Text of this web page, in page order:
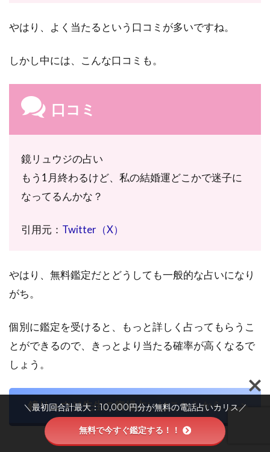
ま
め
感・
霊視
め復
縁占
い師3
選
タロ
すす
選
8.3
四柱
のお
すす
め復
縁占
い師3
やはり、よく当たるという口コミが多いですね。
しかし中には、こんな口コミも。
口コミ
鏡リュウジの占い
もう1月終わるけど、私の結婚運どこかで迷子に
なってるんかな？
引用元： Twitter（X）
やはり、無料鑑定だとどうしても一般的な占いになり
がち。
個別に鑑定を受けると、もっと詳しく占ってもらうこ
とができるので、きっとより当たる確率が高くなるで
しょう。
鏡リュウジ先生の復縁占いはこちらから
＼最初回合計最大：10,000円分が無料の電話占いカリス／
無料で今すぐ鑑定する！！